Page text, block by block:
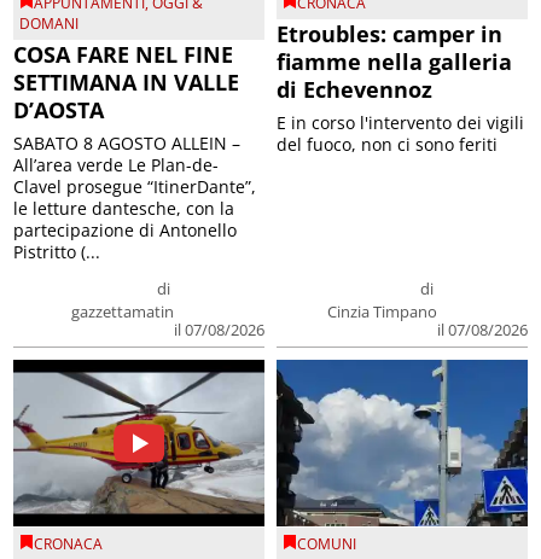
DOMANI
COSA FARE NEL FINE
SETTIMANA IN VALLE
D’AOSTA
di
gazzettamatin
il 07/08/2026
SABATO 8 AGOSTO ALLEIN –
All’area verde Le Plan-de-
Clavel prosegue “ItinerDante”,
le letture dantesche, con la
partecipazione di Antonello
Pistritto (...
Etroubles: camper in
fiamme nella galleria
di Echevennoz
di
Cinzia Timpano
il 07/08/2026
E in corso l'intervento dei vigili
del fuoco, non ci sono feriti
CRONACA COMUNI